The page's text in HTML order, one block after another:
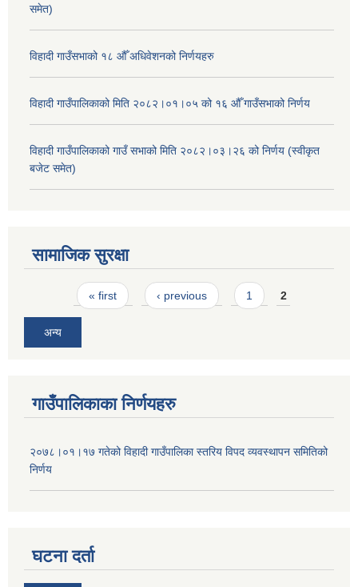
समेत)
विहादी गाउँसभाको १८ औँ अधिवेशनको निर्णयहरु
विहादी गाउँपालिकाको मिति २०८२।०१।०५ को १६ औँ गाउँसभाको निर्णय
विहादी गाउँपालिकाको गाउँ सभाको मिति २०८२।०३।२६ को निर्णय (स्वीकृत
बजेट समेत)
सामाजिक सुरक्षा
Pages« first ‹ previous 1 2
अन्य
गाउँपालिकाका निर्णयहरु
२०७८।०१।१७ गतेको विहादी गाउँपालिका स्तरिय विपद व्यवस्थापन समितिको
निर्णय
घटना दर्ता